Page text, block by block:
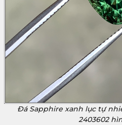
Đá Sapphire xanh lục tự
2403602